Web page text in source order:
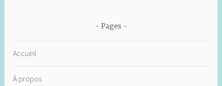
Pages
Accueil
À propos